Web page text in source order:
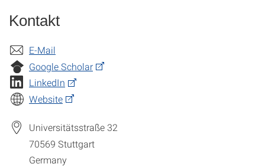
Kontakt
E-Mail
Google Scholar
LinkedIn
Website
Universitätsstraße 32
70569 Stuttgart
Germany